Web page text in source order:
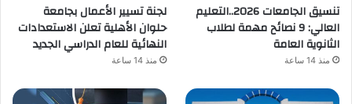
تنسيق الجامعات 2026..التعليم
العالي: 9 نصائح مهمة لطلاب
الثانوية العامة
منذ 14 ساعة
لجنة تسيير الأعمال بجامعة
حلوان الأهلية تعلن الاستعدادات
النهائية للعام الدراسي الجديد
منذ 14 ساعة